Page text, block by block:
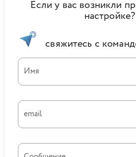
Если у вас возникли
настройке?
свяжитесь с
Имя
email